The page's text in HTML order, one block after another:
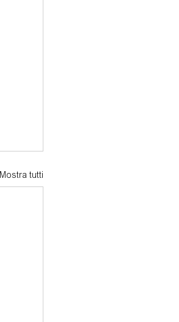
Mostra tutti